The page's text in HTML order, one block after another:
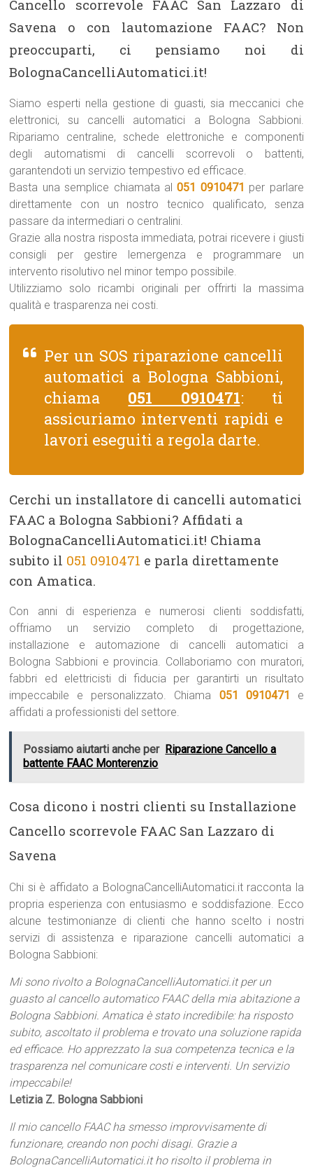
Cancello scorrevole FAAC San Lazzaro di
Savena o con lautomazione FAAC? Non
preoccuparti, ci pensiamo noi di
BolognaCancelliAutomatici.it!
Siamo esperti nella gestione di guasti, sia meccanici che
elettronici, su cancelli automatici a Bologna Sabbioni.
Ripariamo centraline, schede elettroniche e componenti
degli automatismi di cancelli scorrevoli o battenti,
garantendoti un servizio tempestivo ed efficace.
Basta una semplice chiamata al051 0910471 per parlare
direttamente con un nostro tecnico qualificato, senza
passare da intermediari o centralini.
Grazie alla nostra risposta immediata, potrai ricevere i giusti
consigli per gestire lemergenza e programmare un
intervento risolutivo nel minor tempo possibile.
Utilizziamo solo ricambi originali per offrirti la massima
qualità e trasparenza nei costi.
Per un SOS riparazione cancelli
automatici a Bologna Sabbioni,
chiama 051 0910471: ti
assicuriamo interventi rapidi e
lavori eseguiti a regola darte.
Cerchi un installatore di cancelli automatici
FAAC a Bologna Sabbioni? Affidati a
BolognaCancelliAutomatici.it! Chiama
subito il 051 0910471 e parla direttamente
con Amatica.
Con anni di esperienza e numerosi clienti soddisfatti,
offriamo un servizio completo di progettazione,
installazione e automazione di cancelli automatici a
Bologna Sabbioni e provincia. Collaboriamo con muratori,
fabbri ed elettricisti di fiducia per garantirti un risultato
impeccabile e personalizzato. Chiama 051 0910471 e
affidati a professionisti del settore.
Possiamo aiutarti anche per Riparazione Cancello a
battente FAAC Monterenzio
Cosa dicono i nostri clienti su Installazione
Cancello scorrevole FAAC San Lazzaro di
Savena
Chi si è affidato a BolognaCancelliAutomatici.it racconta la
propria esperienza con entusiasmo e soddisfazione. Ecco
alcune testimonianze di clienti che hanno scelto i nostri
servizi di assistenza e riparazione cancelli automatici a
Bologna Sabbioni:
Mi sono rivolto a BolognaCancelliAutomatici.it per un
guasto al cancello automatico FAAC della mia abitazione a
Bologna Sabbioni. Amatica è stato incredibile: ha risposto
subito, ascoltato il problema e trovato una soluzione rapida
ed efficace. Ho apprezzato la sua competenza tecnica e la
trasparenza nel comunicare costi e interventi. Un servizio
impeccabile!
Letizia Z. Bologna Sabbioni
Il mio cancello FAAC ha smesso improvvisamente di
funzionare, creando non pochi disagi. Grazie a
BolognaCancelliAutomatici.it ho risolto il problema in